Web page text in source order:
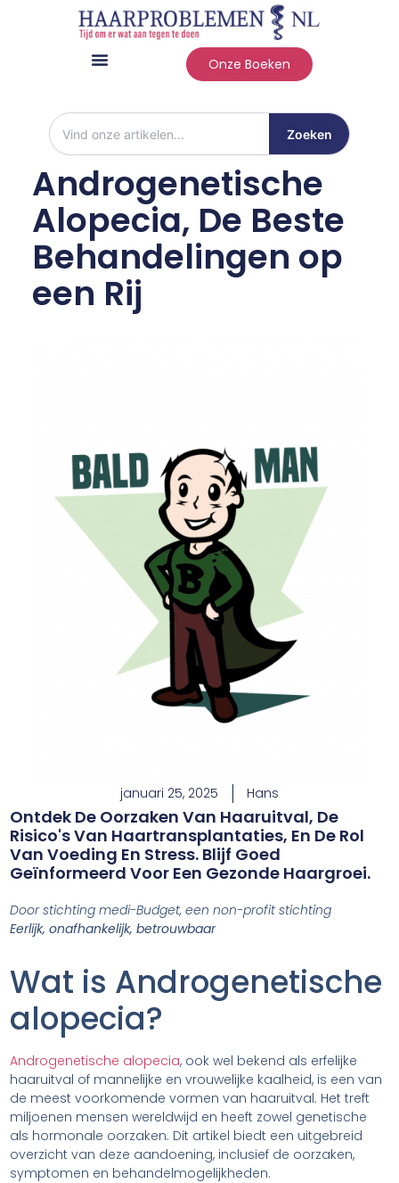
Onze Boeken
Zoeken
Androgenetische
Alopecia, De Beste
Behandelingen op
een Rij
januari 25, 2025 Hans
Ontdek De Oorzaken Van Haaruitval, De
Risico's Van Haartransplantaties, En De Rol
Van Voeding En Stress. Blijf Goed
Geïnformeerd Voor Een Gezonde Haargroei.
Door stichting medi-Budget, een non-profit stichting
Eerlijk, onafhankelijk, betrouwbaar
Wat is Androgenetische
alopecia?
Androgenetische alopecia, ook wel bekend als erfelijke
haaruitval of mannelijke en vrouwelijke kaalheid, is een van
de meest voorkomende vormen van haaruitval. Het treft
miljoenen mensen wereldwijd en heeft zowel genetische
als hormonale oorzaken. Dit artikel biedt een uitgebreid
overzicht van deze aandoening, inclusief de oorzaken,
symptomen en behandelmogelijkheden.